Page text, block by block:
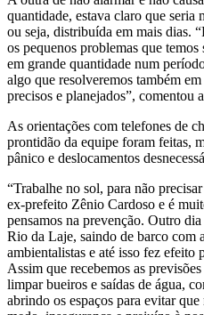
quantidade, estava claro que seria
ou seja, distribuída em mais dias.
os pequenos problemas que
em grande quantidade num
algo que resolveremos também
precisos e planejados”, comentou
As orientações com telefones de
prontidão da equipe foram feitas,
pânico e deslocamentos
“Trabalhe no sol, para não
ex-prefeito Zênio Cardoso e é
pensamos na prevenção. Outro
Rio da Laje, saindo de barco com
ambientalistas e até isso fez efeito
Assim que recebemos as
limpar bueiros e saídas de água,
abrindo os espaços para evitar